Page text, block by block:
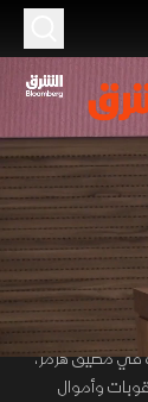
00:12/51:49
تؤجل
الطرفين، إذ
فيما تركز
في مضيق هرمز،
وأموال